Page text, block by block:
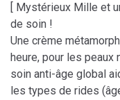
[ Mystérieux Mille et
de soin !
Une crème
heure, pour les
soin anti-âge global
les types de rides